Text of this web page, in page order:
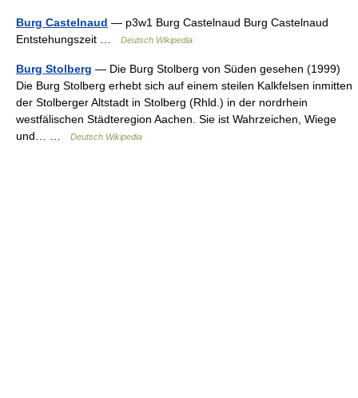
Burg Castelnaud — p3w1 Burg Castelnaud Burg Castelnaud
Entstehungszeit …
Deutsch Wikipedia
Burg Stolberg — Die Burg Stolberg von Süden gesehen (1999)
Die Burg Stolberg erhebt sich auf einem steilen Kalkfelsen inmitten
der Stolberger Altstadt in Stolberg (Rhld.) in der nordrhein
westfälischen Städteregion Aachen. Sie ist Wahrzeichen, Wiege
und… …
Deutsch Wikipedia